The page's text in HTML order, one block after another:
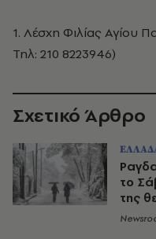
1. Λέσχη Φιλίας
Τηλ: 210 8223946)
Σχετικό Άρθρο
το
της